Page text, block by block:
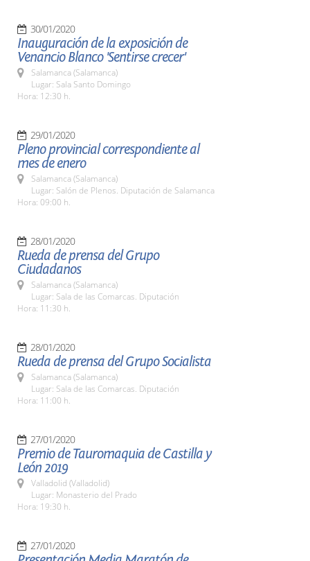
30/01/2020
Inauguración de la exposición de
Venancio Blanco 'Sentirse crecer'
Salamanca (Salamanca)
Lugar: Sala Santo Domingo
Hora: 12:30 h.
29/01/2020
Pleno provincial correspondiente al
mes de enero
Salamanca (Salamanca)
Lugar: Salón de Plenos. Diputación de Salamanca
Hora: 09:00 h.
28/01/2020
Rueda de prensa del Grupo
Ciudadanos
Salamanca (Salamanca)
Lugar: Sala de las Comarcas. Diputación
Hora: 11:30 h.
28/01/2020
Rueda de prensa del Grupo Socialista
Salamanca (Salamanca)
Lugar: Sala de las Comarcas. Diputación
Hora: 11:00 h.
27/01/2020
Premio de Tauromaquia de Castilla y
León 2019
Valladolid (Valladolid)
Lugar: Monasterio del Prado
Hora: 19:30 h.
27/01/2020